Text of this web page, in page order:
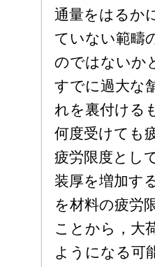
通量をはるか
ていない範疇
のではないか
すでに過大な
れを裏付ける
何度受けても
疲労限度とし
装厚を増加す
を材料の疲労
ことから，大
ようになる可